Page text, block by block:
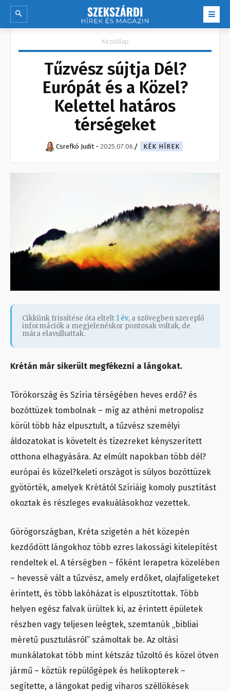
Kezdőlap
Tűzvész sújtja Dél?
Európát és a Közel?
Kelettel határos
térségeket
Csrefkó Judit - 2025.07.06. KÉK HÍREK
Cikkünk frissítése óta eltelt 1 év, a szövegben szereplő
információk a megjelenéskor pontosak voltak, de
mára elavulhattak.
Krétán már sikerült megfékezni a lángokat.
Törökország és Szíria térségében heves erdő? és
bozóttüzek tombolnak – míg az athéni metropolisz
körül több ház elpusztult, a tűzvész személyi
áldozatokat is követelt és tízezreket kényszerített
otthona elhagyására. Az elmúlt napokban több dél?
európai és közel?keleti országot is súlyos bozóttüzek
gyötörték, amelyek Krétától Szíriáig komoly pusztítást
okoztak és részleges evakuálásokhoz vezettek.
Görögországban, Kréta szigetén a hét közepén
kezdődött lángokhoz több ezres lakossági kitelepítést
rendeltek el. A térségben – főként Ierapetra közelében
– hevessé vált a tűzvész, amely erdőket, olajfaligeteket
érintett, és több lakóházat is elpusztítottak. Több
helyen egész falvak ürültek ki, az érintett épületek
részben vagy teljesen leégtek, szemtanúk „bibliai
méretű pusztulásról” számoltak be. Az oltási
munkálatokat több mint kétszáz tűzoltó és közel ötven
jármű – köztük repülőgépek és helikopterek –
segítette, a lángokat pedig viharos széllökések